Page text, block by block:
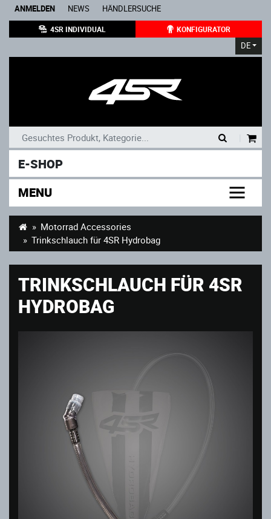
ANMELDEN NEWS HÄNDLERSUCHE
4SR INDIVIDUAL KONFIGURATOR
DE
E-SHOP
MENU
Motorrad Accessories
Trinkschlauch für 4SR Hydrobag
TRINKSCHLAUCH FÜR 4SR
HYDROBAG